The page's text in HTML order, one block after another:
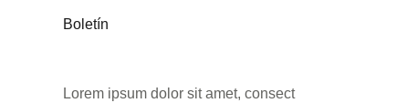
Boletín
Lorem ipsum dolor sit amet, consect